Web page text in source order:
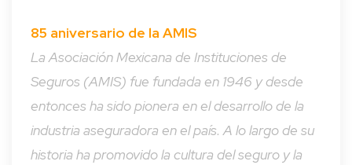
85 aniversario de la AMIS
La Asociación Mexicana de Instituciones de
Seguros (AMIS) fue fundada en 1946 y desde
entonces ha sido pionera en el desarrollo de la
industria aseguradora en el país. A lo largo de su
historia ha promovido la cultura del seguro y la